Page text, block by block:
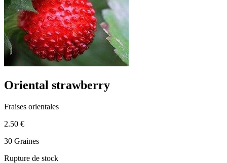
Oriental strawberry
Fraises orientales
2.50 €
30 Graines
Rupture de stock